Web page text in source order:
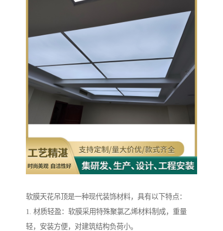
软膜天花吊顶是一种现代装饰材料，具有以下特点：
1. 材质轻盈：软膜采用特殊聚氯乙烯材料制成，重量
轻，安装方便，对建筑结构负荷小。